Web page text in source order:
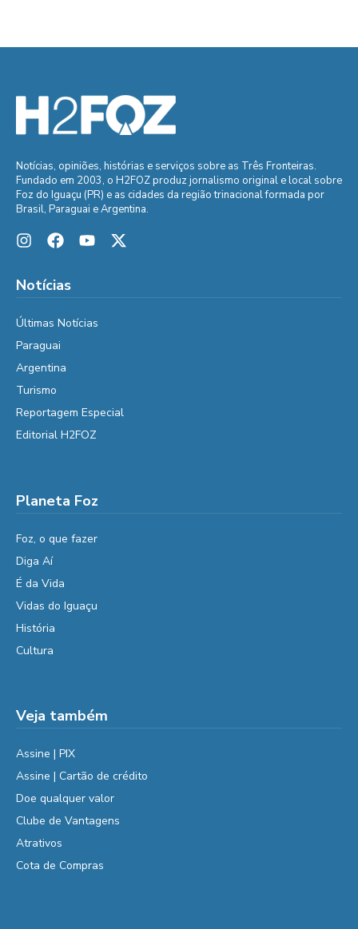
Notícias, opiniões, histórias e serviços sobre as Três Fronteiras.
Fundado em 2003, o H2FOZ produz jornalismo original e local sobre
Foz do Iguaçu (PR) e as cidades da região trinacional formada por
Brasil, Paraguai e Argentina.
Notícias
Últimas Notícias
Paraguai
Argentina
Turismo
Reportagem Especial
Editorial H2FOZ
Planeta Foz
Foz, o que fazer
Diga Aí
É da Vida
Vidas do Iguaçu
História
Cultura
Veja também
Assine | PIX
Assine | Cartão de crédito
Doe qualquer valor
Clube de Vantagens
Atrativos
Cota de Compras